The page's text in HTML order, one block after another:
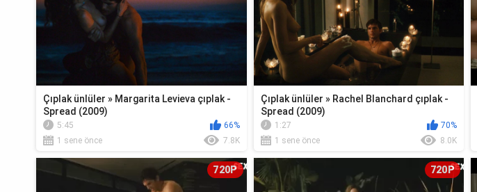
Çıplak ünlüler » Margarita Levieva çıplak -
Spread (2009)
5:45
66%
1 sene önce
7.8K
Çıplak ünlüler » Rachel Blanchard çıplak -
Spread (2009)
1:27
70%
1 sene önce
8.0K
720P 720P